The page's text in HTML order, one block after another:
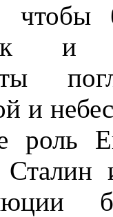
и
и
роль